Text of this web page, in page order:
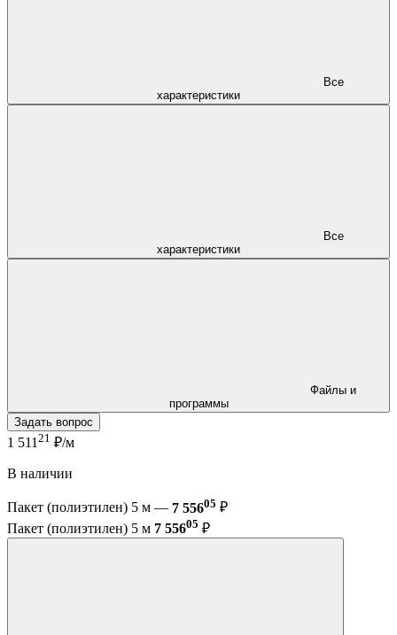
характеристики
характеристики
программы
Задать вопрос
1 511 21 ₽/м
В наличии
Пакет (полиэтилен) 5 м — 7 55605 ₽
Пакет (полиэтилен) 5 м 7 55605 ₽